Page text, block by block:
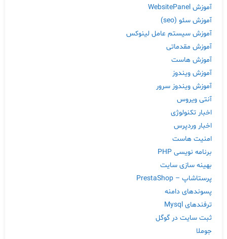
آموزش WebsitePanel
آموزش سئو (seo)
آموزش سیستم عامل لینوکس
آموزش مقدماتی
آموزش هاست
آموزش ویندوز
آموزش ویندوز سرور
آنتی ویروس
اخبار تکنولوژی
اخبار وردپرس
امنیت هاست
برنامه نویسی PHP
بهینه سازی سایت
پرستاشاپ – PrestaShop
پسوندهای دامنه
ترفندهای Mysql
ثبت سایت در گوگل
جوملا